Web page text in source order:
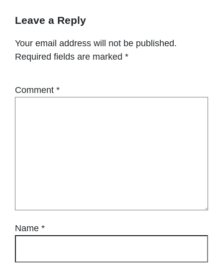
Leave a Reply
Your email address will not be published.
Required fields are marked *
Comment *
Name *